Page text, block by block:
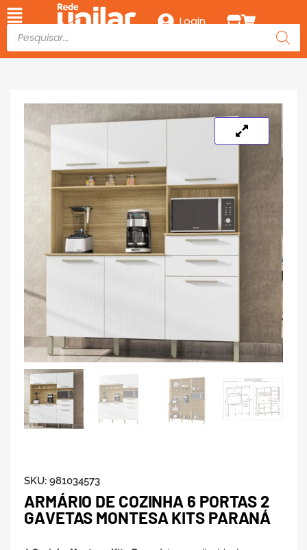
Login
SKU: 981034573
ARMÁRIO DE COZINHA 6 PORTAS 2
GAVETAS MONTESA KITS PARANÁ